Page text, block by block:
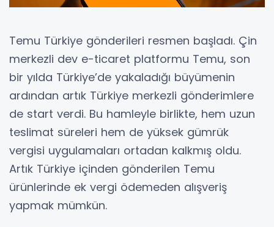
Temu Türkiye gönderileri resmen başladı. Çin
merkezli dev e-ticaret platformu Temu, son
bir yılda Türkiye’de yakaladığı büyümenin
ardından artık Türkiye merkezli gönderimlere
de start verdi. Bu hamleyle birlikte, hem uzun
teslimat süreleri hem de yüksek gümrük
vergisi uygulamaları ortadan kalkmış oldu.
Artık Türkiye içinden gönderilen Temu
ürünlerinde ek vergi ödemeden alışveriş
yapmak mümkün.